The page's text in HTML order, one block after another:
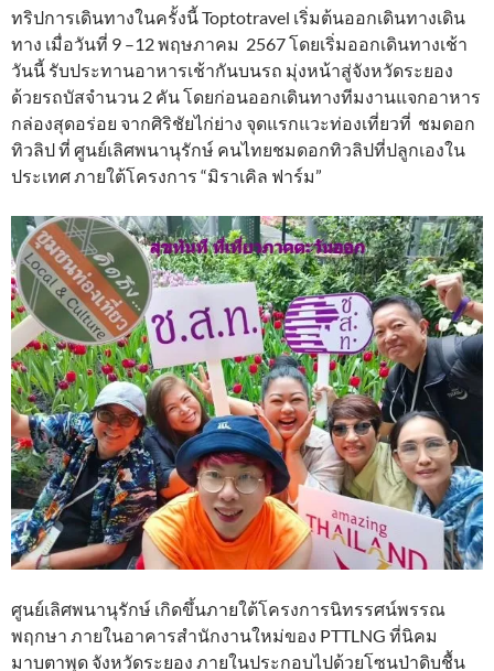
ทริปการเดินทางในครั้งนี้ Toptotravel เริ่มต้นออกเดินทางเดิน
ทาง เมื่อวันที่ 9 –12 พฤษภาคม 2567 โดยเริ่มออกเดินทางเช้า
วันนี้ รับประทานอาหารเช้ากันบนรถ มุ่งหน้าสู่จังหวัดระยอง
ด้วยรถบัสจำนวน 2 คัน โดยก่อนออกเดินทางทีมงานแจกอาหาร
กล่องสุดอร่อย จากศิริชัยไก่ย่าง จุดแรกแวะท่องเที่ยวที่ ชมดอก
ทิวลิป ที่ ศูนย์เลิศพนานุรักษ์ คนไทยชมดอกทิวลิปที่ปลูกเองใน
ประเทศ ภายใต้โครงการ “มิราเคิล ฟาร์ม”
ศูนย์เลิศพนานุรักษ์ เกิดขึ้นภายใต้โครงการนิทรรศน์พรรณ
พฤกษา ภายในอาคารสำนักงานใหม่ของ PTTLNG ที่นิคม
มาบตาพุด จังหวัดระยอง ภายในประกอบไปด้วยโซนป่าดิบชื้น